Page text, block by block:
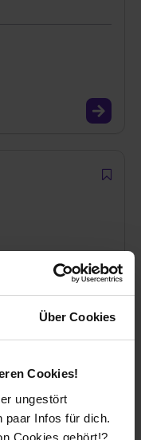
Über Cookies
Cookies!
ungestört
paar Infos für dich.
Cookies gehört!?